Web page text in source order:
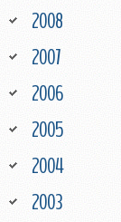
2008
2007
2006
2005
2004
2003